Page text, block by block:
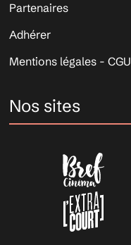
Partenaires
Adhérer
Mentions légales - CGU
Nos sites